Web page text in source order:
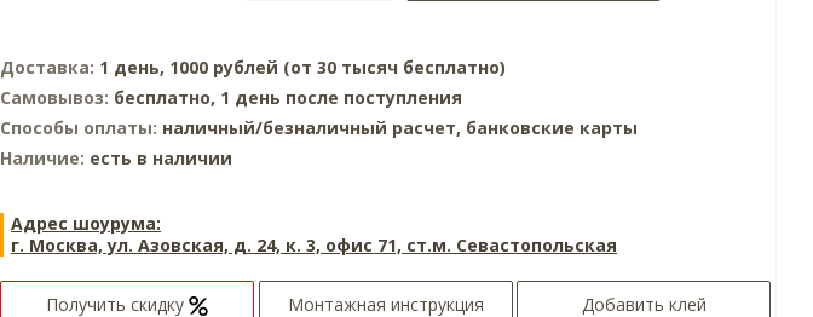
Доставка: 1 день, 1000 рублей (от 30 тысяч бесплатно)
Самовывоз: бесплатно, 1 день после поступления
Способы оплаты: наличный/безналичный расчет, банковские карты
Наличие: есть в наличии
Адрес шоурума:
г. Москва, ул. Азовская, д. 24, к. 3, офис 71, ст.м. Севастопольская
Получить скидку Монтажная инструкция Добавить клей